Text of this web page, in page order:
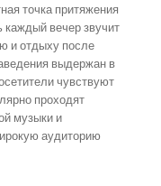
точка притяжения
вечер звучит
и отдыху после
выдержан в
чувствуют
проходят
музыки и
аудиторию